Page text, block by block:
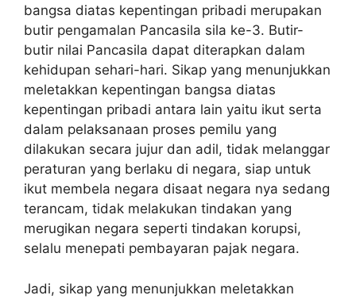
bangsa diatas kepentingan pribadi merupakan
butir pengamalan Pancasila sila ke-3. Butir-
butir nilai Pancasila dapat diterapkan dalam
kehidupan sehari-hari. Sikap yang menunjukkan
meletakkan kepentingan bangsa diatas
kepentingan pribadi antara lain yaitu ikut serta
dalam pelaksanaan proses pemilu yang
dilakukan secara jujur dan adil, tidak melanggar
peraturan yang berlaku di negara, siap untuk
ikut membela negara disaat negara nya sedang
terancam, tidak melakukan tindakan yang
merugikan negara seperti tindakan korupsi,
selalu menepati pembayaran pajak negara.
Jadi, sikap yang menunjukkan meletakkan